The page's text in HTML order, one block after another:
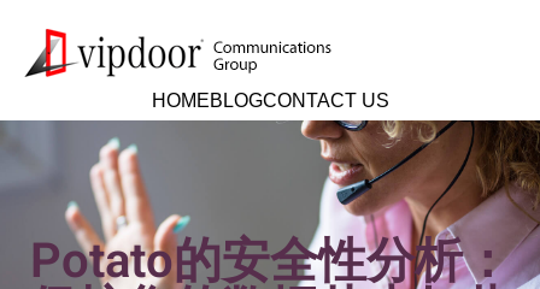
HOMEBLOGCONTACT US
Potato的安全性分析：